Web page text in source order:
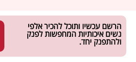
הרשם עכשיו ותוכל להכיר אלפי
נשים איכותיות המחפשות לפנק
ולהתפנק יחד.